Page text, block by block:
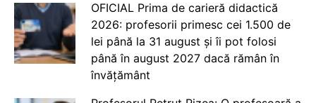
OFICIAL Prima de carieră didactică
2026: profesorii primesc cei 1.500 de
lei până la 31 august și îi pot folosi
până în august 2027 dacă rămân în
învățământ